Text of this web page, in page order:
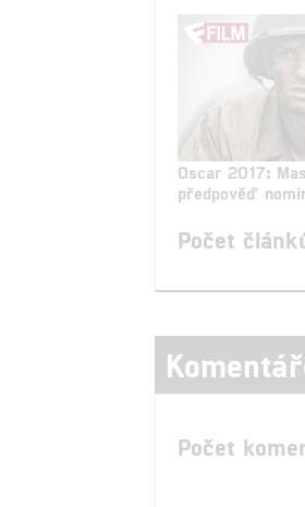
Oscar 2017:
předpověď
Počet
Počet